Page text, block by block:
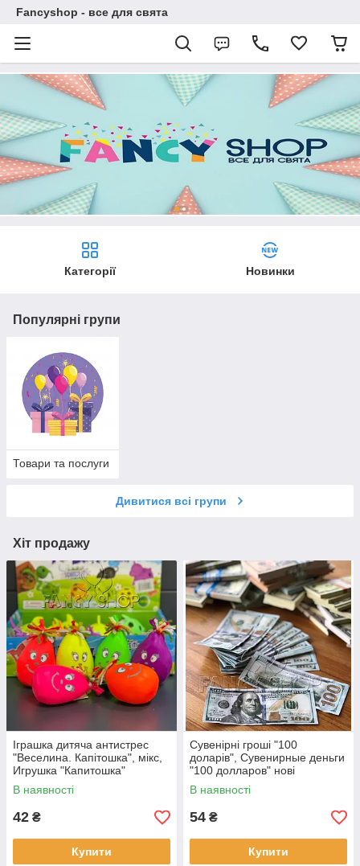
Fancyshop - все для свята
Категорії Новинки
Популярні групи
Товари та послуги
Дивитися всі групи
Хіт продажу
Іграшка дитяча антистрес
"Веселина. Капітошка", мікс,
Игрушка "Капитошка"
В наявності
42 ₴
Купити
Сувенірні гроші "100
доларів", Сувенирные деньги
"100 долларов" нові
В наявності
54 ₴
Купити